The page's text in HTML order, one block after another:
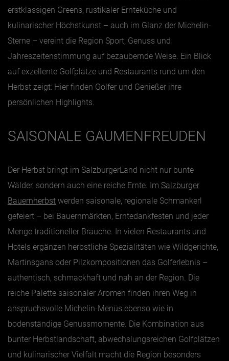
Februar
März
April
Mai
Juni
September
Dezember
erstklassigen Greens, rustikaler Ernteküche und
kulinarischer Höchstkunst – auch im Glanz der Michelin-
Sterne – vereint die Region Sport, Genuss und
Jahreszeitenstimmung auf bezaubernde Weise. Ein Blick
auf exzellente Golfplätze und Restaurants rund um den
Herbst zeigt: Hier finden Golfer und Genießer ihre
persönlichen Highlights.
SAISONALE GAUMENFREUDEN
Der Herbst bringt im SalzburgerLand nicht nur bunte
Wälder, sondern auch eine reiche Ernte. Im Salzburger
Bauernherbst werden saisonale, regionale Schmankerl
gefeiert – bei Bauernmärkten, Erntedankfesten und jeder
Menge traditioneller Bräuche. In vielen Restaurants und
Hotels ergänzen herbstliche Spezialitäten wie Wildgerichte,
Martinsgans oder Pilzkompositionen das Golferlebnis –
authentisch, schmackhaft und nah an der Region. Die
reiche Palette saisonaler Aromen finden ihren Weg in
anspruchsvolle Michelin-Menüs ebenso wie in
bodenständige Genussmomente. Die Kombination aus
bunter Herbstlandschaft, abwechslungsreichen Golfplätzen
und kulinarischer Vielfalt macht die Region besonders